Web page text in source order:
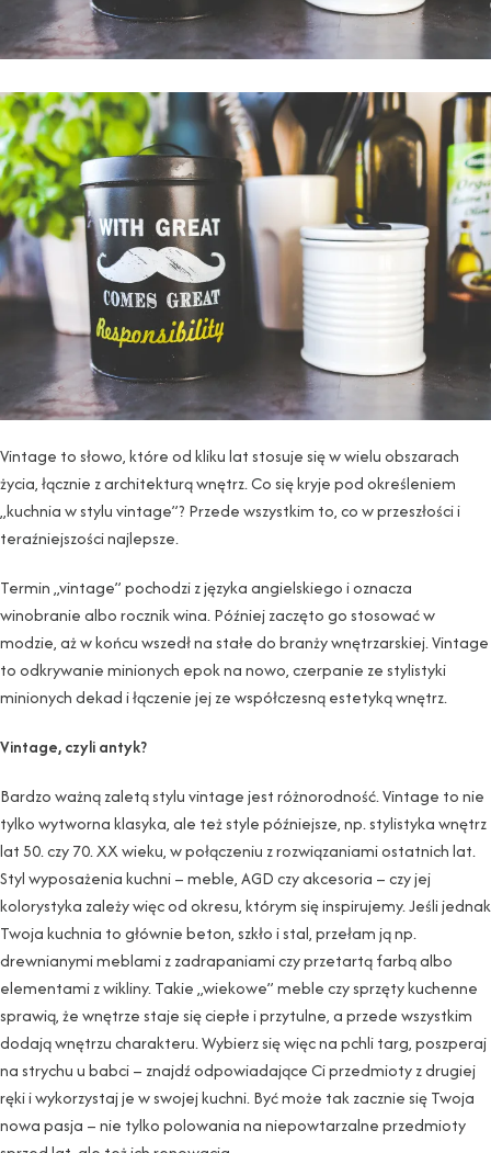
Vintage to słowo, które od kliku lat stosuje się w wielu obszarach
życia, łącznie z architekturą wnętrz. Co się kryje pod określeniem
„kuchnia w stylu vintage”? Przede wszystkim to, co w przeszłości i
teraźniejszości najlepsze.
Termin „vintage” pochodzi z języka angielskiego i oznacza
winobranie albo rocznik wina. Później zaczęto go stosować w
modzie, aż w końcu wszedł na stałe do branży wnętrzarskiej. Vintage
to odkrywanie minionych epok na nowo, czerpanie ze stylistyki
minionych dekad i łączenie jej ze współczesną estetyką wnętrz.
Vintage, czyli antyk?
Bardzo ważną zaletą stylu vintage jest różnorodność. Vintage to nie
tylko wytworna klasyka, ale też style późniejsze, np. stylistyka wnętrz
lat 50. czy 70. XX wieku, w połączeniu z rozwiązaniami ostatnich lat.
Styl wyposażenia kuchni – meble, AGD czy akcesoria – czy jej
kolorystyka zależy więc od okresu, którym się inspirujemy. Jeśli jednak
Twoja kuchnia to głównie beton, szkło i stal, przełam ją np.
drewnianymi meblami z zadrapaniami czy przetartą farbą albo
elementami z wikliny. Takie „wiekowe” meble czy sprzęty kuchenne
sprawią, że wnętrze staje się ciepłe i przytulne, a przede wszystkim
dodają wnętrzu charakteru. Wybierz się więc na pchli targ, poszperaj
na strychu u babci – znajdź odpowiadające Ci przedmioty z drugiej
ręki i wykorzystaj je w swojej kuchni. Być może tak zacznie się Twoja
nowa pasja – nie tylko polowania na niepowtarzalne przedmioty